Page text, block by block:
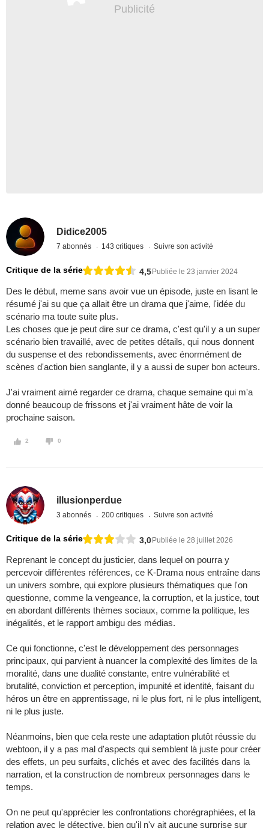
Didice2005
7 abonnés 143 critiques Suivre son activité
Critique de la série 4,5Publiée le 23 janvier 2024
Des le début, meme sans avoir vue un épisode, juste en lisant le
résumé j'ai su que ça allait être un drama que j'aime, l'idée du
scénario ma toute suite plus.
Les choses que je peut dire sur ce drama, c'est qu'il y a un super
scénario bien travaillé, avec de petites détails, qui nous donnent
du suspense et des rebondissements, avec énormément de
scènes d'action bien sanglante, il y a aussi de super bon acteurs.
J'ai vraiment aimé regarder ce drama, chaque semaine qui m'a
donné beaucoup de frissons et j'ai vraiment hâte de voir la
prochaine saison.
2 0
illusionperdue
3 abonnés 200 critiques Suivre son activité
Critique de la série 3,0Publiée le 28 juillet 2026
Reprenant le concept du justicier, dans lequel on pourra y
percevoir différentes références, ce K-Drama nous entraîne dans
un univers sombre, qui explore plusieurs thématiques que l'on
questionne, comme la vengeance, la corruption, et la justice, tout
en abordant différents thèmes sociaux, comme la politique, les
inégalités, et le rapport ambigu des médias.
Ce qui fonctionne, c'est le développement des personnages
principaux, qui parvient à nuancer la complexité des limites de la
moralité, dans une dualité constante, entre vulnérabilité et
brutalité, conviction et perception, impunité et identité, faisant du
héros un être en apprentissage, ni le plus fort, ni le plus intelligent,
ni le plus juste.
Néanmoins, bien que cela reste une adaptation plutôt réussie du
webtoon, il y a pas mal d'aspects qui semblent là juste pour créer
des effets, un peu surfaits, clichés et avec des facilités dans la
narration, et la construction de nombreux personnages dans le
temps.
On ne peut qu'apprécier les confrontations chorégraphiées, et la
relation avec le détective, bien qu'il n'y ait aucune surprise sur